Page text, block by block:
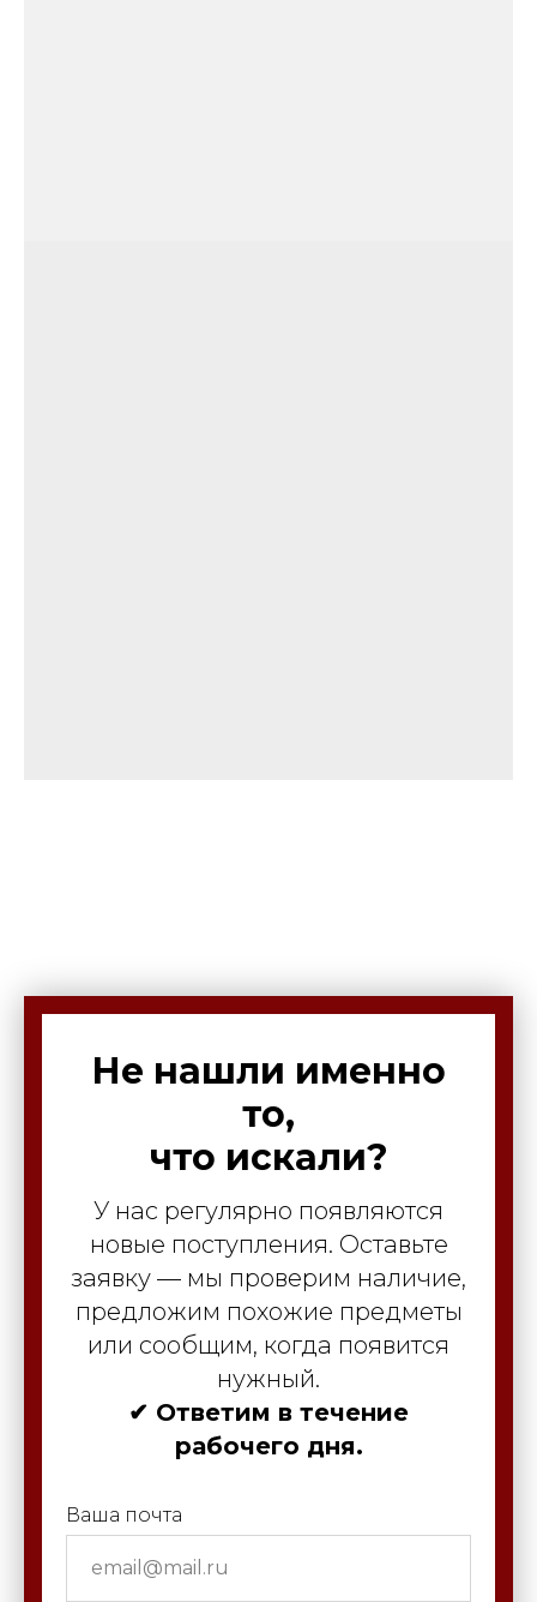
Не нашли именно
то,
что искали?
У нас регулярно появляются
новые поступления. Оставьте
заявку — мы проверим наличие,
предложим похожие предметы
или сообщим, когда появится
нужный.
✔ Ответим в течение
рабочего дня.
Ваша почта